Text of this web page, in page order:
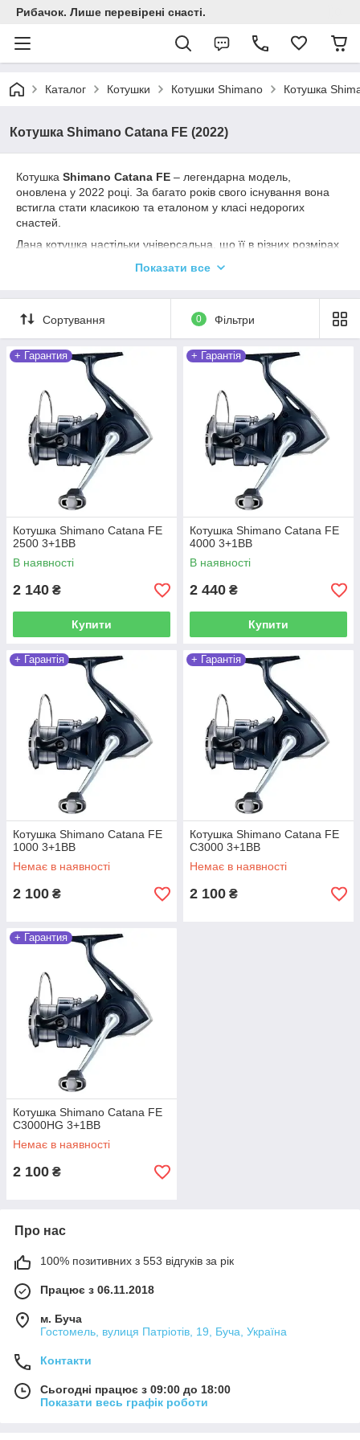
Рибачок. Лише перевірені снасті.
Каталог Котушки Котушки Shimano Котушка
Котушка Shimano Catana FE (2022)
Котушка Shimano Catana FE – легендарна модель,
оновлена у 2022 році. За багато років свого існування вона
встигла стати класикою та еталоном у класі недорогих
снастей.
Дана котушка настільки універсальна, що її в різних розмірах
цьому вона з успіхом справляється з усіма завданнями.
У новому поколінні Catana FE отримала новий корпус G-Free
Body, центр ваги якого зміщений до ручки вудилища, що
дозволяє досягти ідеального балансу снасті. Плавність
обертання забезпечують 3 шарикопідшипники, а за стопор
зворотного ходу відповідає роликовий підшипник.
Алюмінієва шпуля AR-C Spool зі скошеним переднім
бортиком і рівномірне укладання волосіні Varispeed II
сприяють вільному вильоту волосіні без заплутування для
досягнення далекого закидання.
Показати все
Сортування 0 Фільтри
+ Гарантия
Котушка Shimano Catana FE
2500 3+1BB
В наявності
2 140 ₴
Купити
+ Гарантія
Котушка Shimano Catana FE
4000 3+1BB
В наявності
2 440 ₴
Купити
+ Гарантія
Котушка Shimano Catana FE
1000 3+1BB
Немає в наявності
2 100 ₴
+ Гарантія
Котушка Shimano Catana FE
C3000 3+1BB
Немає в наявності
2 100 ₴
+ Гарантия
Котушка Shimano Catana FE
C3000HG 3+1BB
Немає в наявності
2 100 ₴
Про нас
100% позитивних з 553 відгуків за рік
Працює з 06.11.2018
м. Буча
Гостомель, вулиця Патріотів, 19, Буча, Україна
Контакти
Сьогодні працює з 09:00 до 18:00
Показати весь графік роботи